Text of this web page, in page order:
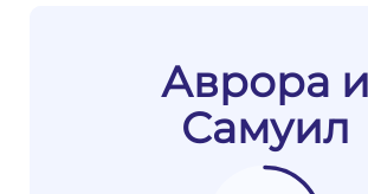
Аврора и
Самуил